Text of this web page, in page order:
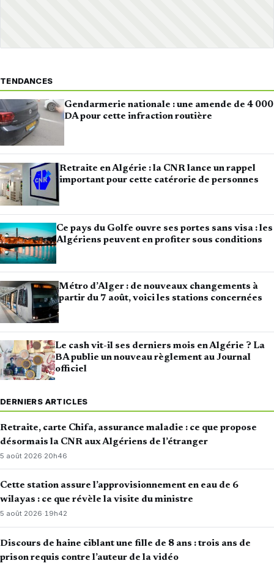
TENDANCES
Gendarmerie nationale : une amende de 4 000
DA pour cette infraction routière
Retraite en Algérie : la CNR lance un rappel
important pour cette catérorie de personnes
Ce pays du Golfe ouvre ses portes sans visa : les
Algériens peuvent en profiter sous conditions
Métro d’Alger : de nouveaux changements à
partir du 7 août, voici les stations concernées
Le cash vit-il ses derniers mois en Algérie ? La
BA publie un nouveau règlement au Journal
officiel
DERNIERS ARTICLES
Retraite, carte Chifa, assurance maladie : ce que propose
désormais la CNR aux Algériens de l’étranger
5 août 2026·20h46
Cette station assure l’approvisionnement en eau de 6
wilayas : ce que révèle la visite du ministre
5 août 2026·19h42
Discours de haine ciblant une fille de 8 ans : trois ans de
prison requis contre l’auteur de la vidéo